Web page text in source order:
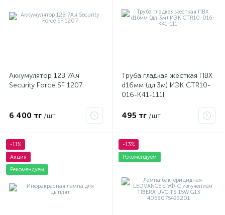
Аккумулятор 12В 7А.ч
Security Force SF 1207
6 400 тг /шт
Труба гладкая жесткая ПВХ
d16мм (дл.3м) ИЭК CTR10-
016-K41-111I
495 тг /шт
-11%
Акция
Рекомендуем
-13%
Рекомендуем